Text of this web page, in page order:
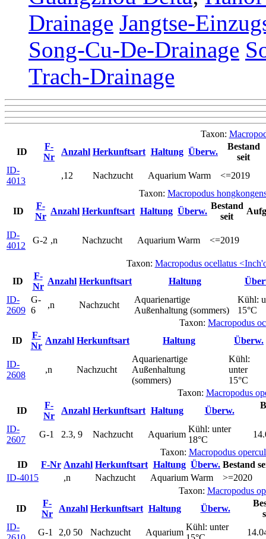
Drainage Jangtse-
Song-Cu-De-Drainage
Trach-Drainage
Taxon:
ID
F-
Nr
Anzahl Herkunftsart Haltung Überw.
Bestand
seit
ID-
4013
,12 Nachzucht Aquarium Warm
<=2019
Taxon: Macropodus
ID
F-
Nr
Anzahl Herkunftsart Haltung Überw.
Bestand
seit
ID-
4012
G-2 ,n Nachzucht Aquarium Warm <=2019
Taxon: Macropodus ocellatus
ID
F-
Nr
Anzahl Herkunftsart Haltung
ID-
2609
G-
6
,n Nachzucht
Aquarienartige
Außenhaltung (sommers)
Kühl:
15°C
Taxon: Macropodus
ID
F-
Nr
Anzahl Herkunftsart Haltung Überw.
ID-
2608
,n Nachzucht
Aquarienartige
Außenhaltung
(sommers)
Kühl:
unter
15°C
Taxon: Macropodus
ID
F-
Nr
Anzahl Herkunftsart Haltung Überw.
ID-
2607
G-1 2.3, 9 Nachzucht Aquarium
Kühl: unter
18°C
Taxon: Macropodus
ID
F-Nr Anzahl Herkunftsart Haltung Überw. Bestand
ID-4015
,n Nachzucht Aquarium Warm
>=2020
Taxon: Macropodus
ID
F-
Nr
Anzahl Herkunftsart Haltung Überw.
ID-
G-1 2,0 50 Nachzucht Aquarium
Kühl: unter